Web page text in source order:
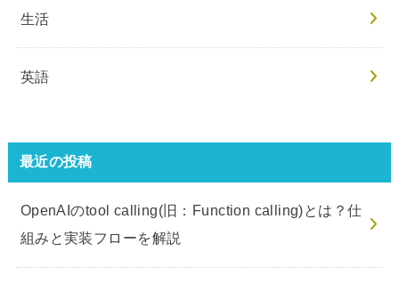
生活
英語
最近の投稿
OpenAIのtool calling(旧：Function calling)とは？仕
組みと実装フローを解説